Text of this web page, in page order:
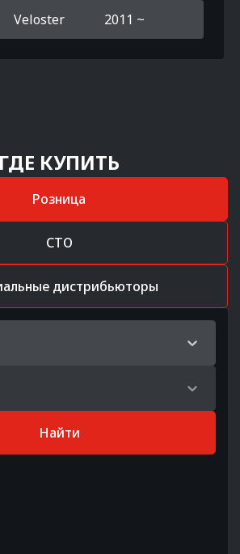
Veloster 2011 ~
ГДЕ КУПИТЬ
Розница
СТО
дистрибьюторы
Найти